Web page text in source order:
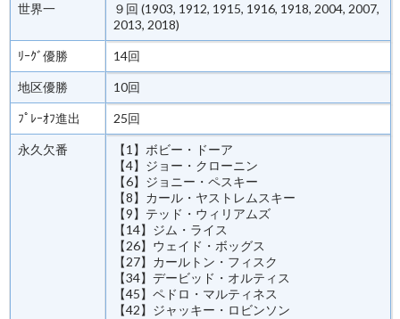
世界一
９回 (1903, 1912, 1915, 1916, 1918, 2004, 2007,
2013, 2018)
ﾘｰｸﾞ優勝 14回
地区優勝 10回
ﾌﾟﾚｰｵﾌ進出 25回
永久欠番
【1】ボビー・ドーア
【4】ジョー・クローニン
【6】ジョニー・ペスキー
【8】カール・ヤストレムスキー
【9】テッド・ウィリアムズ
【14】ジム・ライス
【26】ウェイド・ボッグス
【27】カールトン・フィスク
【34】デービッド・オルティス
【45】ペドロ・マルティネス
【42】ジャッキー・ロビンソン